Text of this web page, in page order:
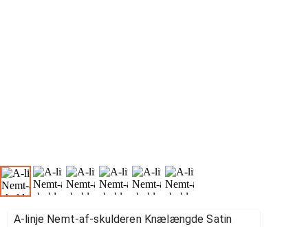
A-linje Nemt-af-skulderen Knælængde Satin